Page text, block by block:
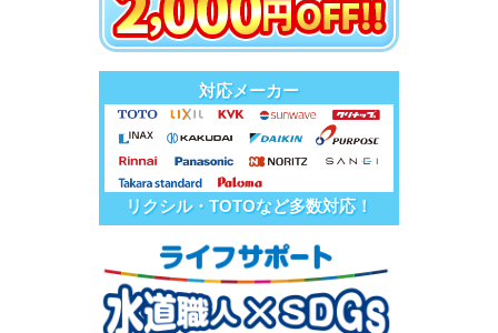
対応メーカー
リクシル・TOTOなど多数対応！